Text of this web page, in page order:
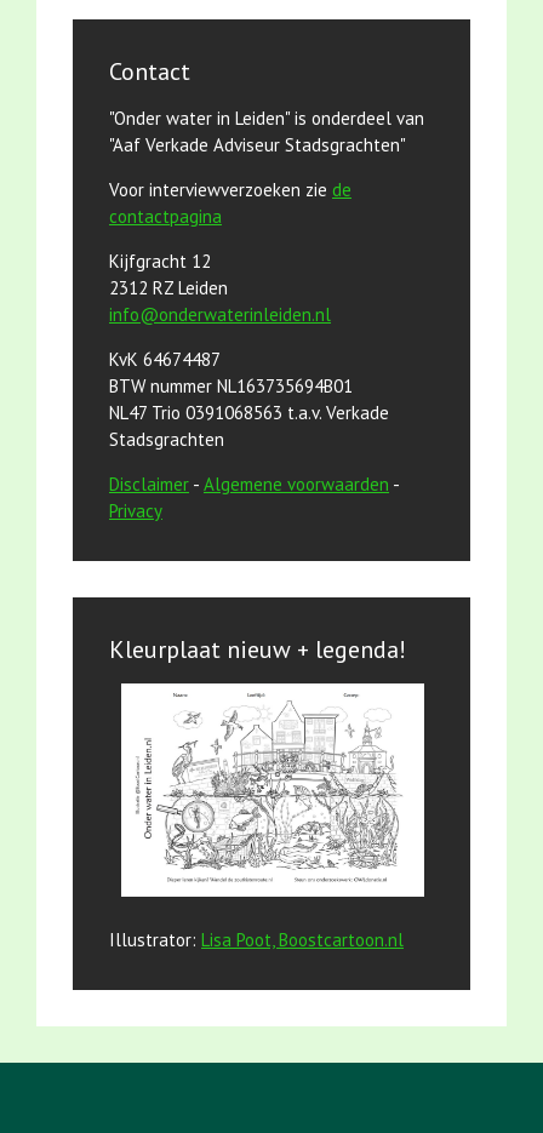
Contact
"Onder water in Leiden" is onderdeel van
"Aaf Verkade Adviseur Stadsgrachten"
Voor interviewverzoeken zie de
contactpagina
Kijfgracht 12
2312 RZ Leiden
info@onderwaterinleiden.nl
KvK 64674487
BTW nummer NL163735694B01
NL47 Trio 0391068563 t.a.v. Verkade
Stadsgrachten
Disclaimer - Algemene voorwaarden -
Privacy
Kleurplaat nieuw + legenda!
Illustrator: Lisa Poot, Boostcartoon.nl